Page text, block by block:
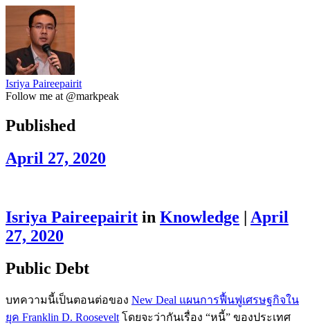
Isriya Paireepairit
Follow me at @markpeak
Published
April 27, 2020
Isriya Paireepairit in Knowledge | April
27, 2020
Public Debt
บทความนี้เป็นตอนต่อของ New Deal แผนการฟื้นฟูเศรษฐกิจใน
ยุค Franklin D. Rooseveltโดยจะว่ากันเรื่อง “หนี้” ของประเทศ